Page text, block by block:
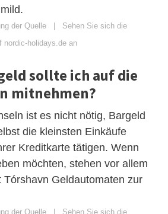
der Quelle | Sehen Sie sich die
nordic-holidays.de an
sollte ich auf die
mitnehmen?
ist es nicht nötig, Bargeld
die kleinsten Einkäufe
Kreditkarte tätigen. Wenn
möchten, stehen vor allem
Tórshavn Geldautomaten zur
der Quelle | Sehen Sie sich die